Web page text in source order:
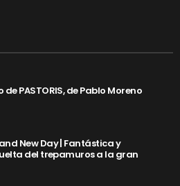
PASTORIS, de Pablo Moreno
New Day | Fantástica y
del trepamuros a la gran